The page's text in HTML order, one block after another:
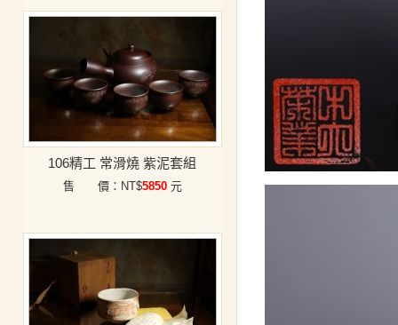
106精工 常滑燒 紫泥套組
售 價：NT$5850 元